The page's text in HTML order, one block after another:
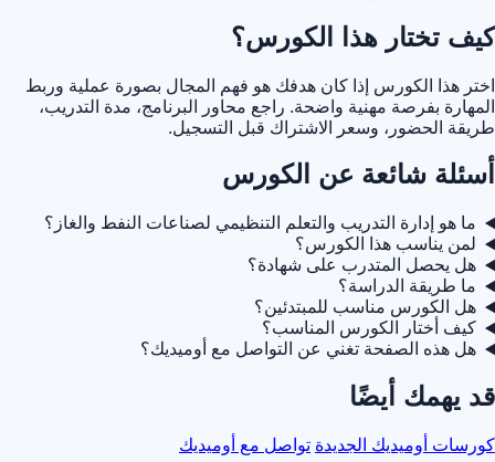
كيف تختار هذا الكورس؟
اختر هذا الكورس إذا كان هدفك هو فهم المجال بصورة عملية وربط
المهارة بفرصة مهنية واضحة. راجع محاور البرنامج، مدة التدريب،
طريقة الحضور، وسعر الاشتراك قبل التسجيل.
أسئلة شائعة عن الكورس
ما هو إدارة التدريب والتعلم التنظيمي لصناعات النفط والغاز؟
لمن يناسب هذا الكورس؟
هل يحصل المتدرب على شهادة؟
ما طريقة الدراسة؟
هل الكورس مناسب للمبتدئين؟
كيف أختار الكورس المناسب؟
هل هذه الصفحة تغني عن التواصل مع أوميديك؟
قد يهمك أيضًا
كورسات أوميديك الجديدة تواصل مع أوميديك